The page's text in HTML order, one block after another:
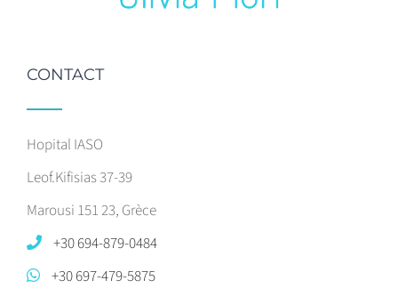
CONTACT
Hopital IASO
Leof.Kifisias 37-39
Marousi 151 23, Grèce
+30 694-879-0484
+30 697-479-5875